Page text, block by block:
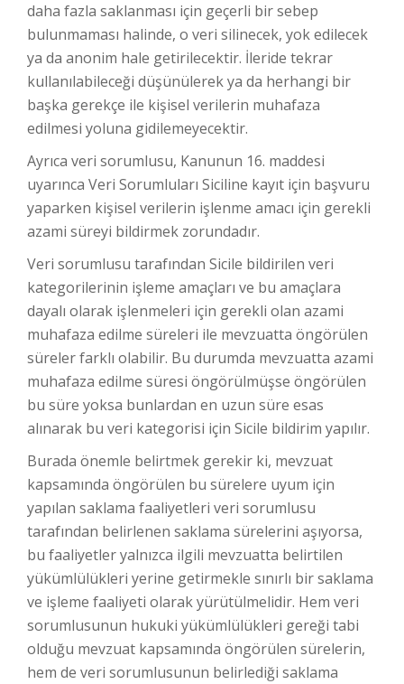
daha fazla saklanması için geçerli bir sebep
bulunmaması halinde, o veri silinecek, yok edilecek
ya da anonim hale getirilecektir. İleride tekrar
kullanılabileceği düşünülerek ya da herhangi bir
başka gerekçe ile kişisel verilerin muhafaza
edilmesi yoluna gidilemeyecektir.
Ayrıca veri sorumlusu, Kanunun 16. maddesi
uyarınca Veri Sorumluları Siciline kayıt için başvuru
yaparken kişisel verilerin işlenme amacı için gerekli
azami süreyi bildirmek zorundadır.
Veri sorumlusu tarafından Sicile bildirilen veri
kategorilerinin işleme amaçları ve bu amaçlara
dayalı olarak işlenmeleri için gerekli olan azami
muhafaza edilme süreleri ile mevzuatta öngörülen
süreler farklı olabilir. Bu durumda mevzuatta azami
muhafaza edilme süresi öngörülmüşse öngörülen
bu süre yoksa bunlardan en uzun süre esas
alınarak bu veri kategorisi için Sicile bildirim yapılır.
Burada önemle belirtmek gerekir ki, mevzuat
kapsamında öngörülen bu sürelere uyum için
yapılan saklama faaliyetleri veri sorumlusu
tarafından belirlenen saklama sürelerini aşıyorsa,
bu faaliyetler yalnızca ilgili mevzuatta belirtilen
yükümlülükleri yerine getirmekle sınırlı bir saklama
ve işleme faaliyeti olarak yürütülmelidir. Hem veri
sorumlusunun hukuki yükümlülükleri gereği tabi
olduğu mevzuat kapsamında öngörülen sürelerin,
hem de veri sorumlusunun belirlediği saklama